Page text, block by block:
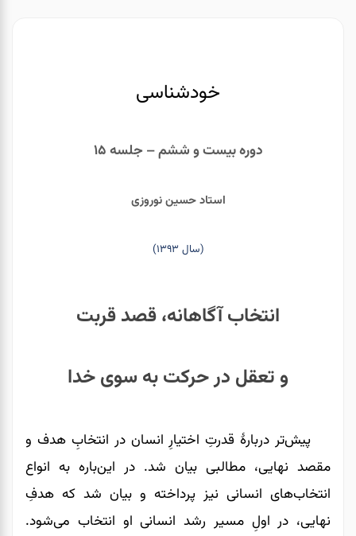
خودشناسی
دوره بیست و ششم – جلسه ۱۵
استاد حسین نوروزی
(سال ۱۳۹۳)
انتخاب آگاهانه، قصد قربت
و تعقل در حرکت به سوی خدا
پیش‌تر دربارۀ قدرتِ اختیارِ انسان در انتخابِ هدف و
مقصد نهایی، مطالبی بیان شد. در این‌باره به انواع
انتخاب‌های انسانی نیز پرداخته و بیان شد که هدفِ
نهایی، در اولِ مسیر رشد انسانی او انتخاب‌ می‌شود.